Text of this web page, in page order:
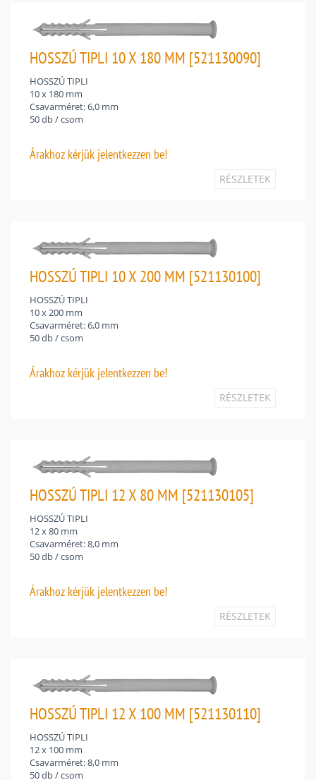
HOSSZÚ TIPLI 10 X 180 MM [521130090]
HOSSZÚ TIPLI
10 x 180 mm
Csavarméret: 6,0 mm
50 db / csom
Árakhoz kérjük jelentkezzen be!
RÉSZLETEK
HOSSZÚ TIPLI 10 X 200 MM [521130100]
HOSSZÚ TIPLI
10 x 200 mm
Csavarméret: 6,0 mm
50 db / csom
Árakhoz kérjük jelentkezzen be!
RÉSZLETEK
HOSSZÚ TIPLI 12 X 80 MM [521130105]
HOSSZÚ TIPLI
12 x 80 mm
Csavarméret: 8,0 mm
50 db / csom
Árakhoz kérjük jelentkezzen be!
RÉSZLETEK
HOSSZÚ TIPLI 12 X 100 MM [521130110]
HOSSZÚ TIPLI
12 x 100 mm
Csavarméret: 8,0 mm
50 db / csom